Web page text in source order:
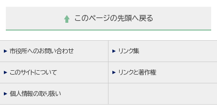
このページの先頭へ戻る
市役所へのお問い合わせ リンク集
このサイトについて リンクと著作権
個人情報の取り扱い